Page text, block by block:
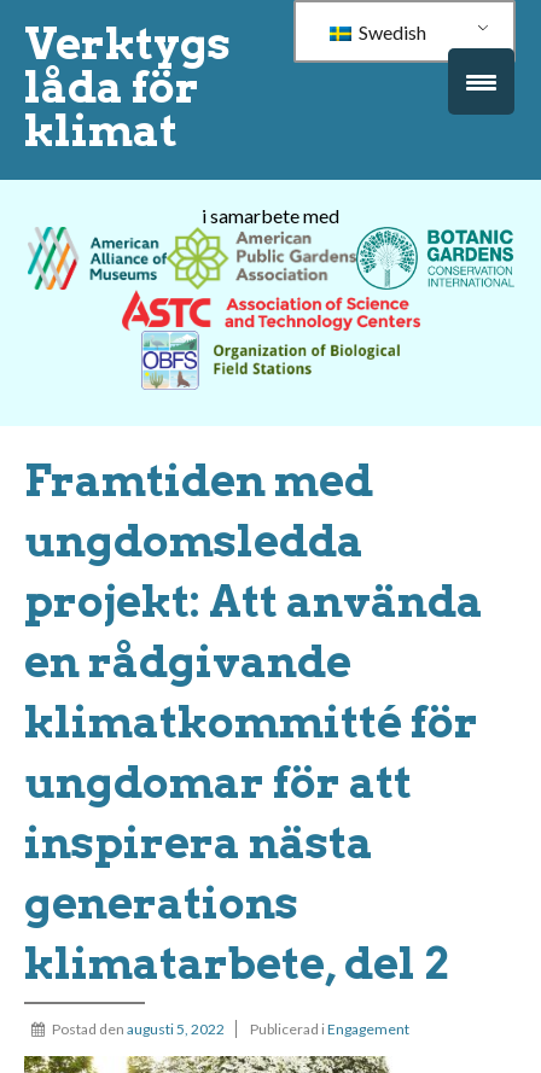
Verktygs
låda för
klimat
Swedish
i samarbete med
Framtiden med
ungdomsledda
projekt: Att använda
en rådgivande
klimatkommitté för
ungdomar för att
inspirera nästa
generations
klimatarbete, del 2
Postad den augusti 5, 2022 Publicerad i Engagement